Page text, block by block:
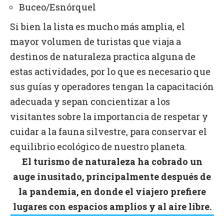
Buceo/Esnórquel
Si bien la lista es mucho más amplia, el
mayor volumen de turistas que viaja a
destinos de naturaleza practica alguna de
estas actividades, por lo que es necesario que
sus guías y operadores tengan la capacitación
adecuada y sepan concientizar a los
visitantes sobre la importancia de respetar y
cuidar a la fauna silvestre, para conservar el
equilibrio ecológico de nuestro planeta.
El turismo de naturaleza ha cobrado un
auge inusitado, principalmente después de
la pandemia, en donde el viajero prefiere
lugares con espacios amplios y al aire libre.